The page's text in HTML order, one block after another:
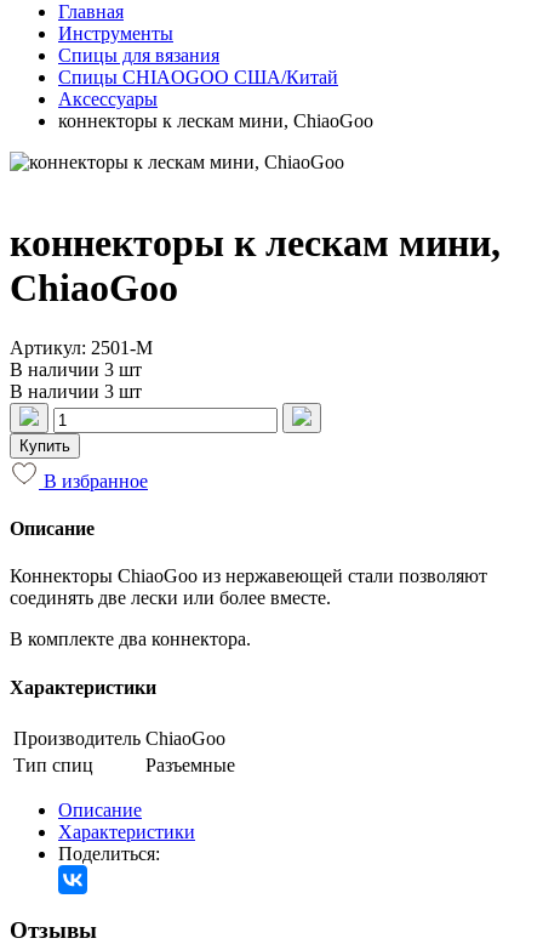
Главная
Инструменты
Спицы для вязания
Спицы CHIAOGOO США/Китай
Аксессуары
коннекторы к лескам мини, ChiaoGoo
коннекторы к лескам мини,
ChiaoGoo
Артикул: 2501-M
В наличии 3 шт
В наличии 3 шт
Купить
В избранное
Описание
Коннекторы ChiaoGoo из нержавеющей стали позволяют
соединять две лески или более вместе.
В комплекте два коннектора.
Характеристики
Производитель ChiaoGoo
Тип спиц
Разъемные
Описание
Характеристики
Поделиться:
Отзывы